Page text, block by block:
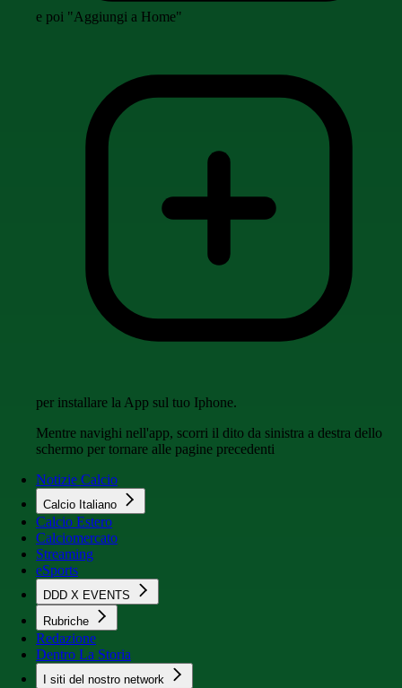
e poi "Aggiungi a Home"
per installare la App sul tuo Iphone.
Mentre navighi nell'app, scorri il dito da sinistra a destra dello
schermo per tornare alle pagine precedenti
Notizie Calcio
Calcio Italiano
Calcio Estero
Calciomercato
Streaming
eSports
DDD X EVENTS
Rubriche
Redazione
Dentro La Storia
I siti del nostro network